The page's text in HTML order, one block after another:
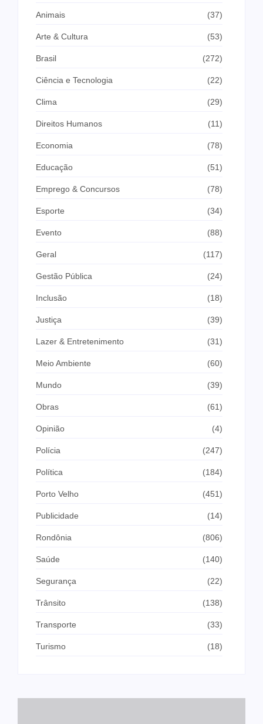
Animais (37)
Arte & Cultura (53)
Brasil (272)
Ciência e Tecnologia (22)
Clima (29)
Direitos Humanos (11)
Economia (78)
Educação (51)
Emprego & Concursos (78)
Esporte (34)
Evento (88)
Geral (117)
Gestão Pública (24)
Inclusão (18)
Justiça (39)
Lazer & Entretenimento (31)
Meio Ambiente (60)
Mundo (39)
Obras (61)
Opinião (4)
Polícia (247)
Política (184)
Porto Velho (451)
Publicidade (14)
Rondônia (806)
Saúde (140)
Segurança (22)
Trânsito (138)
Transporte (33)
Turismo (18)